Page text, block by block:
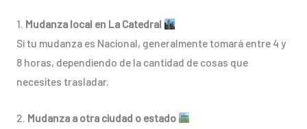
1. Mudanza local en La Catedral
Si tu mudanza es Nacional, generalmente tomará entre 4 y
8 horas, dependiendo de la cantidad de cosas que
necesites trasladar.
2. Mudanza a otra ciudad o estado